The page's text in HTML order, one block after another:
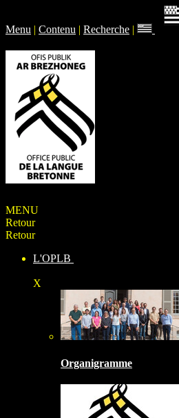
Menu | Contenu | Recherche |
MENU
Retour
Retour
L'OPLB
X
Organigramme